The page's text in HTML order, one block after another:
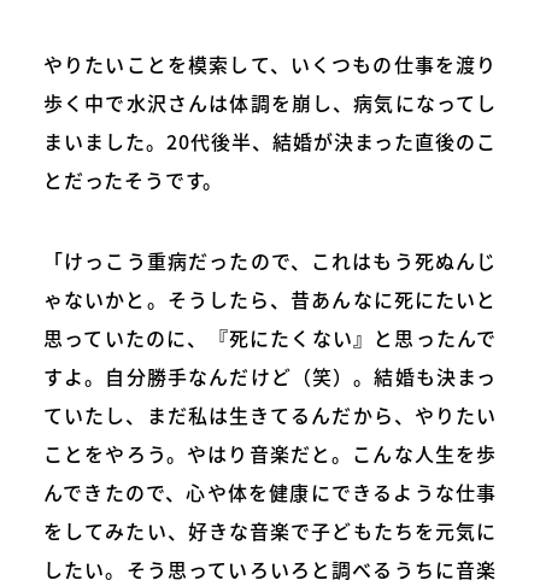
やりたいことを模索して、いくつもの仕事を渡り
歩く中で水沢さんは体調を崩し、病気になってし
まいました。20代後半、結婚が決まった直後のこ
とだったそうです。
「けっこう重病だったので、これはもう死ぬんじ
ゃないかと。そうしたら、昔あんなに死にたいと
思っていたのに、『死にたくない』と思ったんで
すよ。自分勝手なんだけど（笑）。結婚も決まっ
ていたし、まだ私は生きてるんだから、やりたい
ことをやろう。やはり音楽だと。こんな人生を歩
んできたので、心や体を健康にできるような仕事
をしてみたい、好きな音楽で子どもたちを元気に
したい。そう思っていろいろと調べるうちに音楽